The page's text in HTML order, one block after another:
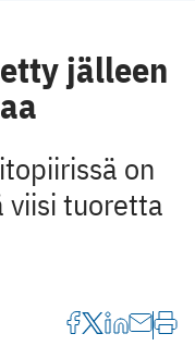
jälleen
on
tuoretta